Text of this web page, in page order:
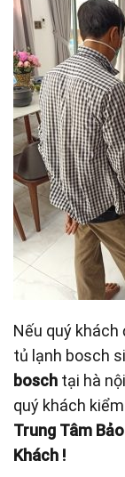
Nếu quý
tủ lạnh bosch
bosch tại hà
quý khách
Trung Tâm
Khách !